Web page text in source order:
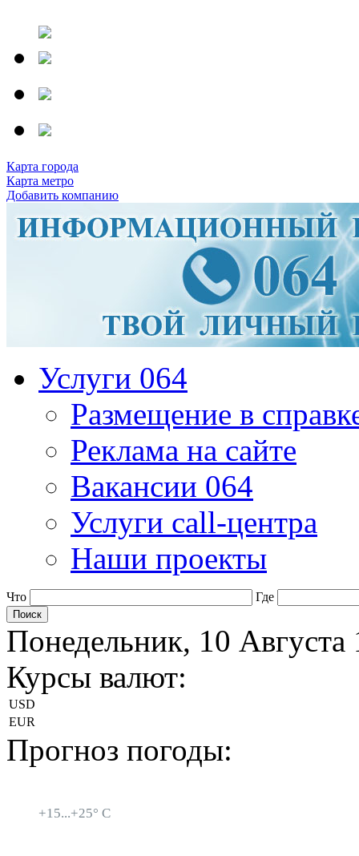
Карта города
Карта метро
Добавить компанию
Услуги 064
Размещение в
Реклама на сайте
Вакансии 064
Услуги call-центра
Наши проекты
Что Где
Понедельник, 10 Августа
Курсы валют:
USD
EUR
Прогноз погоды:
+15...+25° C